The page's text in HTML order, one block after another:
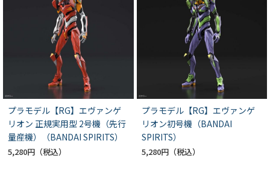
プラモデル【RG】エヴァンゲ
リオン 正規実用型 2号機（先行
量産機）（BANDAI SPIRITS）
5,280円
プラモデル【RG】エヴァンゲ
リオン初号機（BANDAI
SPIRITS）
5,280円